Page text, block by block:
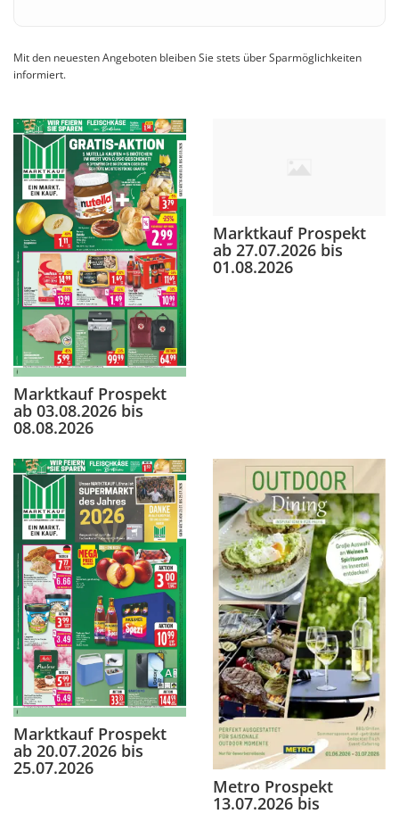
Mit den neuesten Angeboten bleiben Sie stets über Sparmöglichkeiten
informiert.
Marktkauf Prospekt
ab 03.08.2026 bis
08.08.2026
Marktkauf Prospekt
ab 27.07.2026 bis
01.08.2026
Marktkauf Prospekt
ab 20.07.2026 bis
25.07.2026
Metro Prospekt
13.07.2026 bis